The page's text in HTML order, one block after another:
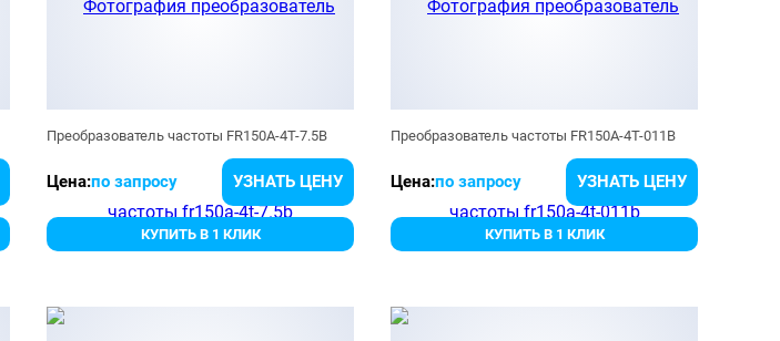
Преобразователь частоты FR150A-4T-7.5B
Цена:по запросу УЗНАТЬ ЦЕНУ
КУПИТЬ В 1 КЛИК
Преобразователь частоты FR150A-4T-011B
Цена:по запросу УЗНАТЬ ЦЕНУ
КУПИТЬ В 1 КЛИК